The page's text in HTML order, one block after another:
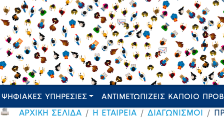
ΨΗΦΙΑΚΕΣ ΥΠΗΡΕΣΙΕΣ ΑΝΤΙΜΕΤΩΠΙΖΕΙΣ ΚΑΠΟΙΟ
ΑΡΧΙΚΗ ΣΕΛΙΔΑ Η ΕΤΑΙΡΕΙΑ ΔΙΑΓΩΝΙΣΜΟΙ